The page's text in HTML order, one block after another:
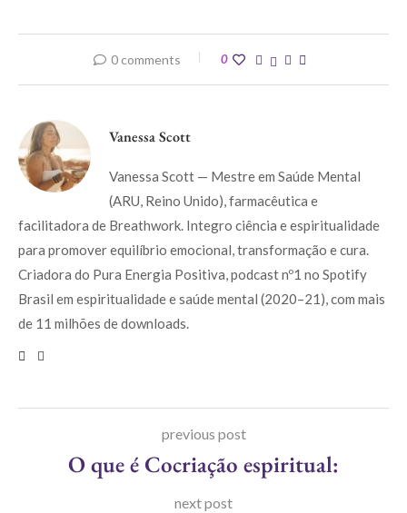
0 comments 0
Vanessa Scott
Vanessa Scott — Mestre em Saúde Mental
(ARU, Reino Unido), farmacêutica e
facilitadora de Breathwork. Integro ciência e espiritualidade
para promover equilíbrio emocional, transformação e cura.
Criadora do Pura Energia Positiva, podcast nº1 no Spotify
Brasil em espiritualidade e saúde mental (2020–21), com mais
de 11 milhões de downloads.
previous post
O que é Cocriação espiritual:
next post